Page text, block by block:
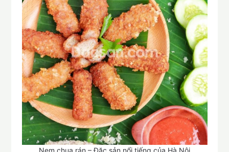
Nem chua rán – Đặc sản nổi tiếng của Hà Nội